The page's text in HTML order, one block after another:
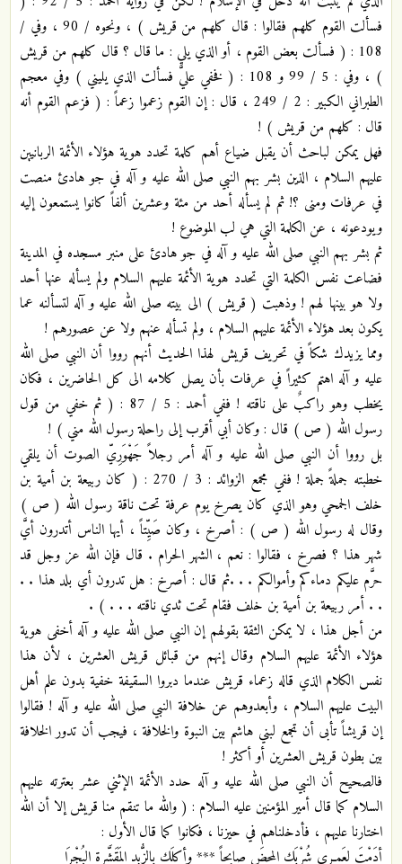
فسألت القوم كلهم فقالوا : قال كلهم من قريش ) ، ونحوه / 90 ، وفي /
108 : ( فسألت بعض القوم ، أو الذي يلي : ما قال ؟ قال كلهم من قريش
) ، وفي : 5 / 99 و 108 : ( فخفي عليَّ فسألت الذي يليني ) وفي معجم
الطبراني الكبير : 2 / 249 ، قال : إن القوم زعموا زعماً : ( فزعم القوم أنه
قال : كلهم من قريش ) !
فهل يمكن لباحث أن يقبل ضياع أهم كلمة تحدد هوية هؤلاء الأئمة الربانيين
عليهم السلام ، الذين بشر بهم النبي صلى الله عليه و آله في جو هادئ منصت
في عرفات ومنى ؟! ثم لم يسأله أحد من مئة وعشرين ألفاً كانوا يستمعون إليه
ويودعونه ، عن الكلمة التي هي لب الموضوع !
ثم بشر بهم النبي صلى الله عليه و آله في جو هادئ على منبر مسجده في المدينة
فضاعت نفس الكلمة التي تحدد هوية الأئمة عليهم السلام ولم يسأله عنها أحد
ولا هو بينها لهم ! وذهبت ( قريش ) الى بيته صلى الله عليه و آله لتسألنه عما
يكون بعد هؤلاء الأئمة عليهم السلام ، ولم تسأله عنهم ولا عن عصورهم !
ومما يزيدك شكاً في تحريف قريش لهذا الحديث أنهم رووا أن النبي صلى الله
عليه و آله اهتم كثيراً في عرفات بأن يصل كلامه الى كل الحاضرين ، فكان
يخطب وهو راكبٌ على ناقته ! ففي أحمد : 5 / 87 : ( ثم خفي من قول
رسول الله ( ص ) قال : وكان أبي أقرب إلى راحلة رسول الله مني ) !
بل رووا أن النبي صلى الله عليه و آله أمر رجلاً جَهْوَرِيّ الصوت أن يلقي
خطبته جملةً جملة ! ففي مجمع الزوائد : 3 / 270 : ( كان ربيعة بن أمية بن
خلف الجمحي وهو الذي كان يصرخ يوم عرفة تحت ناقة رسول الله ( ص )
وقال له رسول الله ( ص ) : أصرخ ، وكان صَيِّتاً ، أيها الناس أتدرون أيَّ
شهر هذا ؟ فصرخ ، فقالوا : نعم ، الشهر الحرام . قال فإن الله عز وجل قد
حرَّم عليكم دماءكم وأموالكم . . .ثم قال : أصرخ : هل تدرون أي بلد هذا . .
. . أمر ربيعة بن أمية بن خلف فقام تحت ثدي ناقته . . . ) .
من أجل هذا ، لا يمكن الثقة بقولهم إن النبي صلى الله عليه و آله أخفى هوية
هؤلاء الأئمة عليهم السلام وقال إنهم من قبائل قريش العشرين ، لأن هذا
نفس الكلام الذي قاله زعماء قريش عندما دبروا السقيفة خفية بدون علم أهل
البيت عليهم السلام ، وأبعدوهم عن خلافة النبي صلى الله عليه و آله ! فقالوا
إن قريشاً تأبى أن تجمع لبني هاشم بين النبوة والخلافة ، فيجب أن تدور الخلافة
بين بطون قريش العشرين أو أكثر !
فالصحيح أن النبي صلى الله عليه و آله حدد الأئمة الإثني عشر بعترته عليهم
السلام كما قال أمير المؤمنين عليه السلام : ( والله ما تنقم منا قريش إلا أن الله
اختارنا عليهم ، فأدخلناهم في حيزنا ، فكانوا كما قال الأول :
أدَمْتَ لعَمـري شُرْبَك المحضَ صابحاً *** وأكلَك بالزُّبد المَقَشَّرة البُجْرَا